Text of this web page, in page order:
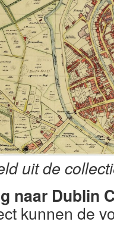
uit de
naar Dublin
kunnen de